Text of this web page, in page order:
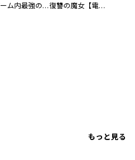
ゲーム内最強の『裏ボス』に転生したので、主人公の代わりに最速クリアを目指します！【電子単行本版】 復讐の魔女【電子単行本版】
もっと見る